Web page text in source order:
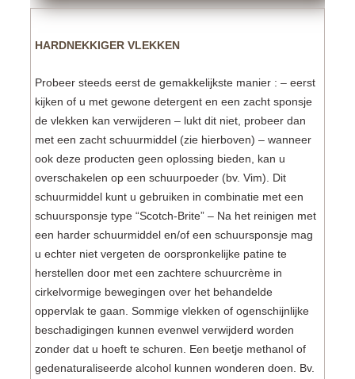
HARDNEKKIGER VLEKKEN
Probeer steeds eerst de gemakkelijkste manier : – eerst
kijken of u met gewone detergent en een zacht sponsje
de vlekken kan verwijderen – lukt dit niet, probeer dan
met een zacht schuurmiddel (zie hierboven) – wanneer
ook deze producten geen oplossing bieden, kan u
overschakelen op een schuurpoeder (bv. Vim). Dit
schuurmiddel kunt u gebruiken in combinatie met een
schuursponsje type “Scotch-Brite” – Na het reinigen met
een harder schuurmiddel en/of een schuursponsje mag
u echter niet vergeten de oorspronkelijke patine te
herstellen door met een zachtere schuurcrème in
cirkelvormige bewegingen over het behandelde
oppervlak te gaan. Sommige vlekken of ogenschijnlijke
beschadigingen kunnen evenwel verwijderd worden
zonder dat u hoeft te schuren. Een beetje methanol of
gedenaturaliseerde alcohol kunnen wonderen doen. Bv.